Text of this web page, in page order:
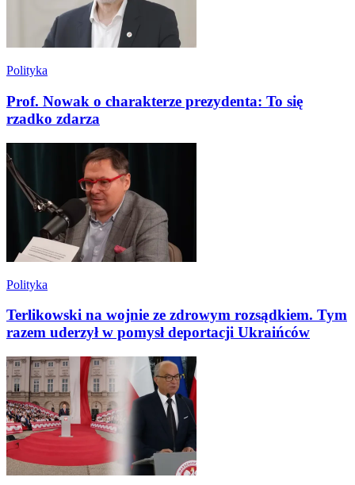
Polityka
Prof. Nowak o charakterze prezydenta: To się
rzadko zdarza
Polityka
Terlikowski na wojnie ze zdrowym rozsądkiem. Tym
razem uderzył w pomysł deportacji Ukraińców